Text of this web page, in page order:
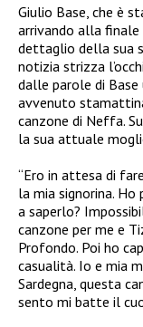
Giulio Base, che è
arrivando alla
dettaglio della sua
notizia strizza
dalle parole di
avvenuto
canzone di Neffa.
la sua attuale
“Ero in attesa di
la mia signorina.
a saperlo?
canzone per me e
Profondo. Poi ho
casualità. Io e mia
Sardegna, questa
sento mi batte il